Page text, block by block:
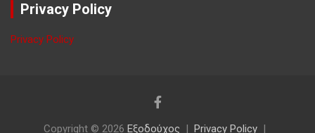
Privacy Policy
Privacy Policy
Copyright © 2026 Εξοδούχος Privacy Policy